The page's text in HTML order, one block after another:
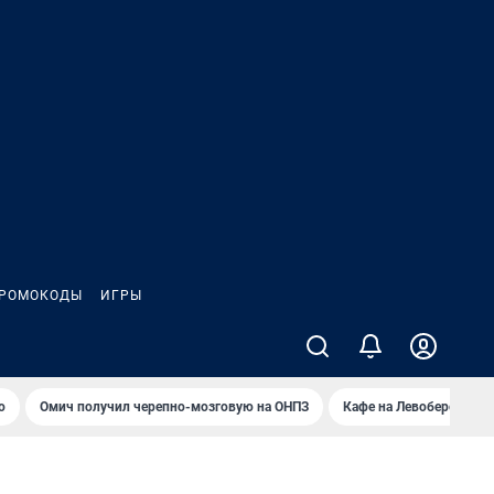
ИГРЫ
Омич получил черепно-мозговую на ОНПЗ Кафе на Левобережье